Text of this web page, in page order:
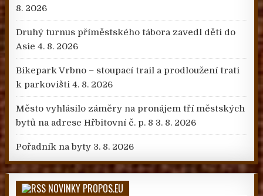
8. 2026
Druhý turnus příměstského tábora zavedl děti do
Asie 4. 8. 2026
Bikepark Vrbno – stoupací trail a prodloužení trati
k parkovišti 4. 8. 2026
Město vyhlásilo záměry na pronájem tří městských
bytů na adrese Hřbitovní č. p. 8 3. 8. 2026
Pořadník na byty 3. 8. 2026
NOVINKY PROPOS.EU